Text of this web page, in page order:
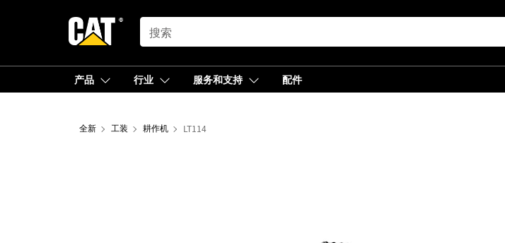
SEARCH
产品 行业 服务和支持 配件
全新 工装 耕作机 LT114